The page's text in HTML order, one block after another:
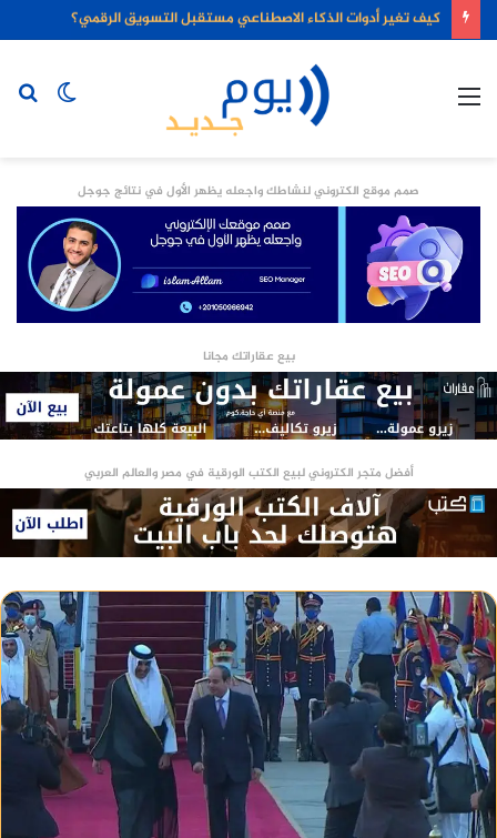
كيف تغير أدوات الذكاء الاصطناعي مستقبل التسويق الرقمي؟
الوضع
صمم موقع الكتروني لنشاطك واجعله يظهر الأول في نتائج جوجل
بيع عقاراتك مجانا
أفضل متجر الكتروني لبيع الكتب الورقية في مصر والعالم العربي